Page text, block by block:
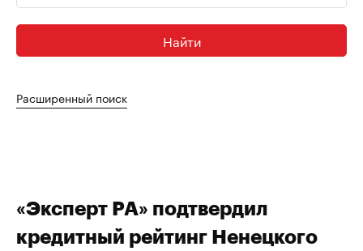
Найти
Расширенный поиск
«Эксперт РА» подтвердил
кредитный рейтинг Ненецкого